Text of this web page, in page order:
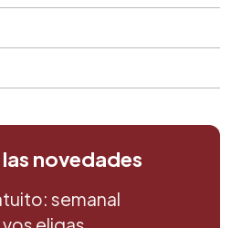
novedades
semanal